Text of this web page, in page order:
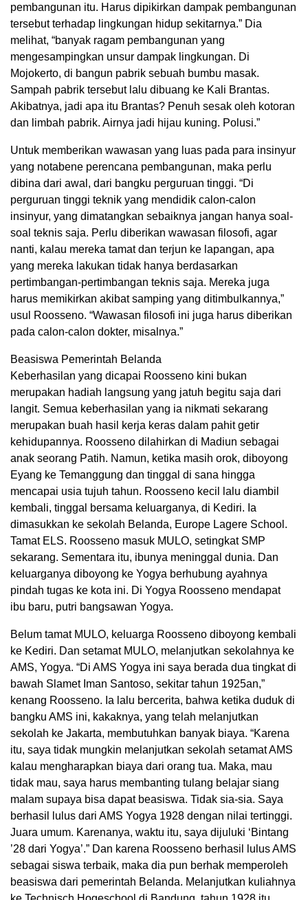
pembangunan itu. Harus dipikirkan dampak pembangunan
tersebut terhadap lingkungan hidup sekitarnya.” Dia
melihat, “banyak ragam pembangunan yang
mengesampingkan unsur dampak lingkungan. Di
Mojokerto, di bangun pabrik sebuah bumbu masak.
Sampah pabrik tersebut lalu dibuang ke Kali Brantas.
Akibatnya, jadi apa itu Brantas? Penuh sesak oleh kotoran
dan limbah pabrik. Airnya jadi hijau kuning. Polusi.”
Untuk memberikan wawasan yang luas pada para insinyur
yang notabene perencana pembangunan, maka perlu
dibina dari awal, dari bangku perguruan tinggi. “Di
perguruan tinggi teknik yang mendidik calon-calon
insinyur, yang dimatangkan sebaiknya jangan hanya soal-
soal teknis saja. Perlu diberikan wawasan filosofi, agar
nanti, kalau mereka tamat dan terjun ke lapangan, apa
yang mereka lakukan tidak hanya berdasarkan
pertimbangan-pertimbangan teknis saja. Mereka juga
harus memikirkan akibat samping yang ditimbulkannya,”
usul Roosseno. “Wawasan filosofi ini juga harus diberikan
pada calon-calon dokter, misalnya.”
Beasiswa Pemerintah Belanda
Keberhasilan yang dicapai Roosseno kini bukan
merupakan hadiah langsung yang jatuh begitu saja dari
langit. Semua keberhasilan yang ia nikmati sekarang
merupakan buah hasil kerja keras dalam pahit getir
kehidupannya. Roosseno dilahirkan di Madiun sebagai
anak seorang Patih. Namun, ketika masih orok, diboyong
Eyang ke Temanggung dan tinggal di sana hingga
mencapai usia tujuh tahun. Roosseno kecil lalu diambil
kembali, tinggal bersama keluarganya, di Kediri. Ia
dimasukkan ke sekolah Belanda, Europe Lagere School.
Tamat ELS. Roosseno masuk MULO, setingkat SMP
sekarang. Sementara itu, ibunya meninggal dunia. Dan
keluarganya diboyong ke Yogya berhubung ayahnya
pindah tugas ke kota ini. Di Yogya Roosseno mendapat
ibu baru, putri bangsawan Yogya.
Belum tamat MULO, keluarga Roosseno diboyong kembali
ke Kediri. Dan setamat MULO, melanjutkan sekolahnya ke
AMS, Yogya. “Di AMS Yogya ini saya berada dua tingkat di
bawah Slamet Iman Santoso, sekitar tahun 1925an,”
kenang Roosseno. Ia lalu bercerita, bahwa ketika duduk di
bangku AMS ini, kakaknya, yang telah melanjutkan
sekolah ke Jakarta, membutuhkan banyak biaya. “Karena
itu, saya tidak mungkin melanjutkan sekolah setamat AMS
kalau mengharapkan biaya dari orang tua. Maka, mau
tidak mau, saya harus membanting tulang belajar siang
malam supaya bisa dapat beasiswa. Tidak sia-sia. Saya
berhasil lulus dari AMS Yogya 1928 dengan nilai tertinggi.
Juara umum. Karenanya, waktu itu, saya dijuluki ‘Bintang
’28 dari Yogya’.” Dan karena Roosseno berhasil lulus AMS
sebagai siswa terbaik, maka dia pun berhak memperoleh
beasiswa dari pemerintah Belanda. Melanjutkan kuliahnya